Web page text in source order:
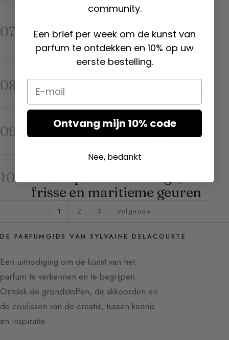
07
verleiding en
zelfvertrouwen
08
PARFUMGIDS
Huwelijksparfum kiezen:
gids voor de grote dag
09
Parfum als cadeau: gids en
10
frisse en maritieme geuren
1 2 3 Volgende
DE PARFUMGIDS VAN SYLVAINE DELACOURTE
Een uitnodiging om de kunst van het
parfum te verkennen en te begrijpen.
Ontdek de grondstoffen, de akkoorden en
de coulissen van de creatie, tussen kennis
en inspiratie.
community.
Een brief per week om de kunst van
parfum te ontdekken en 10% op uw
eerste bestelling.
Email
Ontvang mijn 10% code
Nee, bedankt